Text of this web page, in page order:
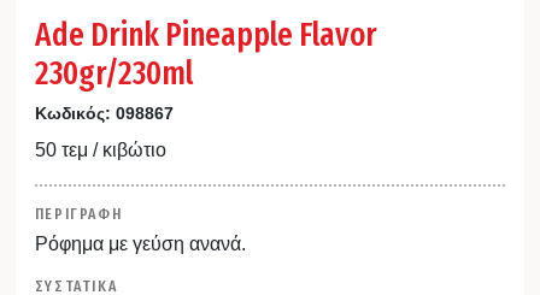
Ade Drink Pineapple Flavor
230gr/230ml
Κωδικός: 098867
50 τεμ / κιβώτιο
ΠΕΡΙΓΡΑΦΗ
Ρόφημα με γεύση ανανά.
ΣΥΣΤΑΤΙΚΑ